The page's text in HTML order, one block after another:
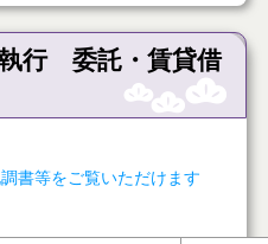
行 委託・賃貸借
書等をご覧いただけます